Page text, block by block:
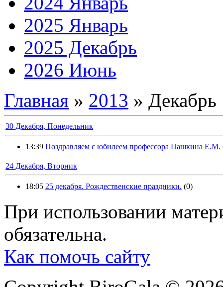
2025 Январь
2025 Декабрь
2026 Июнь
Главная » 2013 » Декабрь
30 Декабря, Понедельник
13:39 Поздравляем с юбилеем профессора Пашкина Е.М.
24 Декабря, Вторник
18:05 25 декабря. Рождественские праздники. (0)
При использовании
обязательна.
Как помочь сайту